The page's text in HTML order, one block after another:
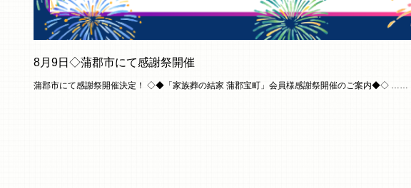
8月9日◇蒲郡市にて感謝祭開催
蒲郡市にて感謝祭開催決定！ ◇◆「家族葬の結家 蒲郡宝町」会員様感謝祭開催のご案内◆◇ ……